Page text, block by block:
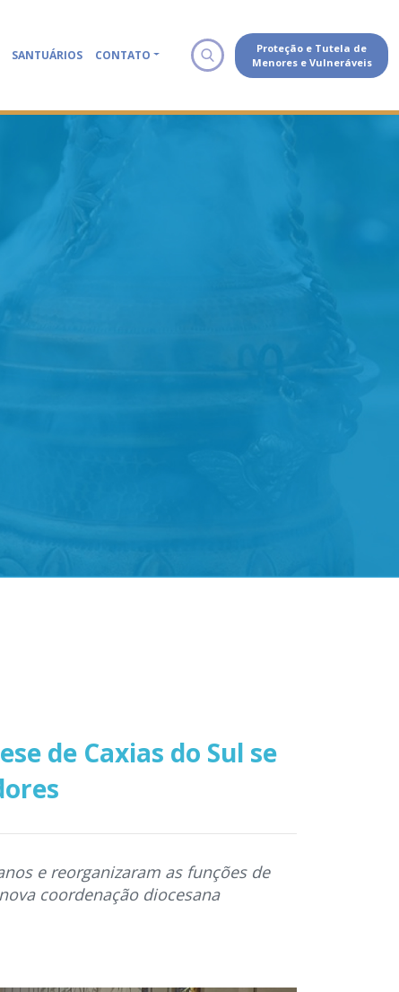
SANTUÁRIOS CONTATO
Proteção e Tutela de
Menores e Vulneráveis
de Caxias do Sul se
e reorganizaram as funções de
coordenação diocesana